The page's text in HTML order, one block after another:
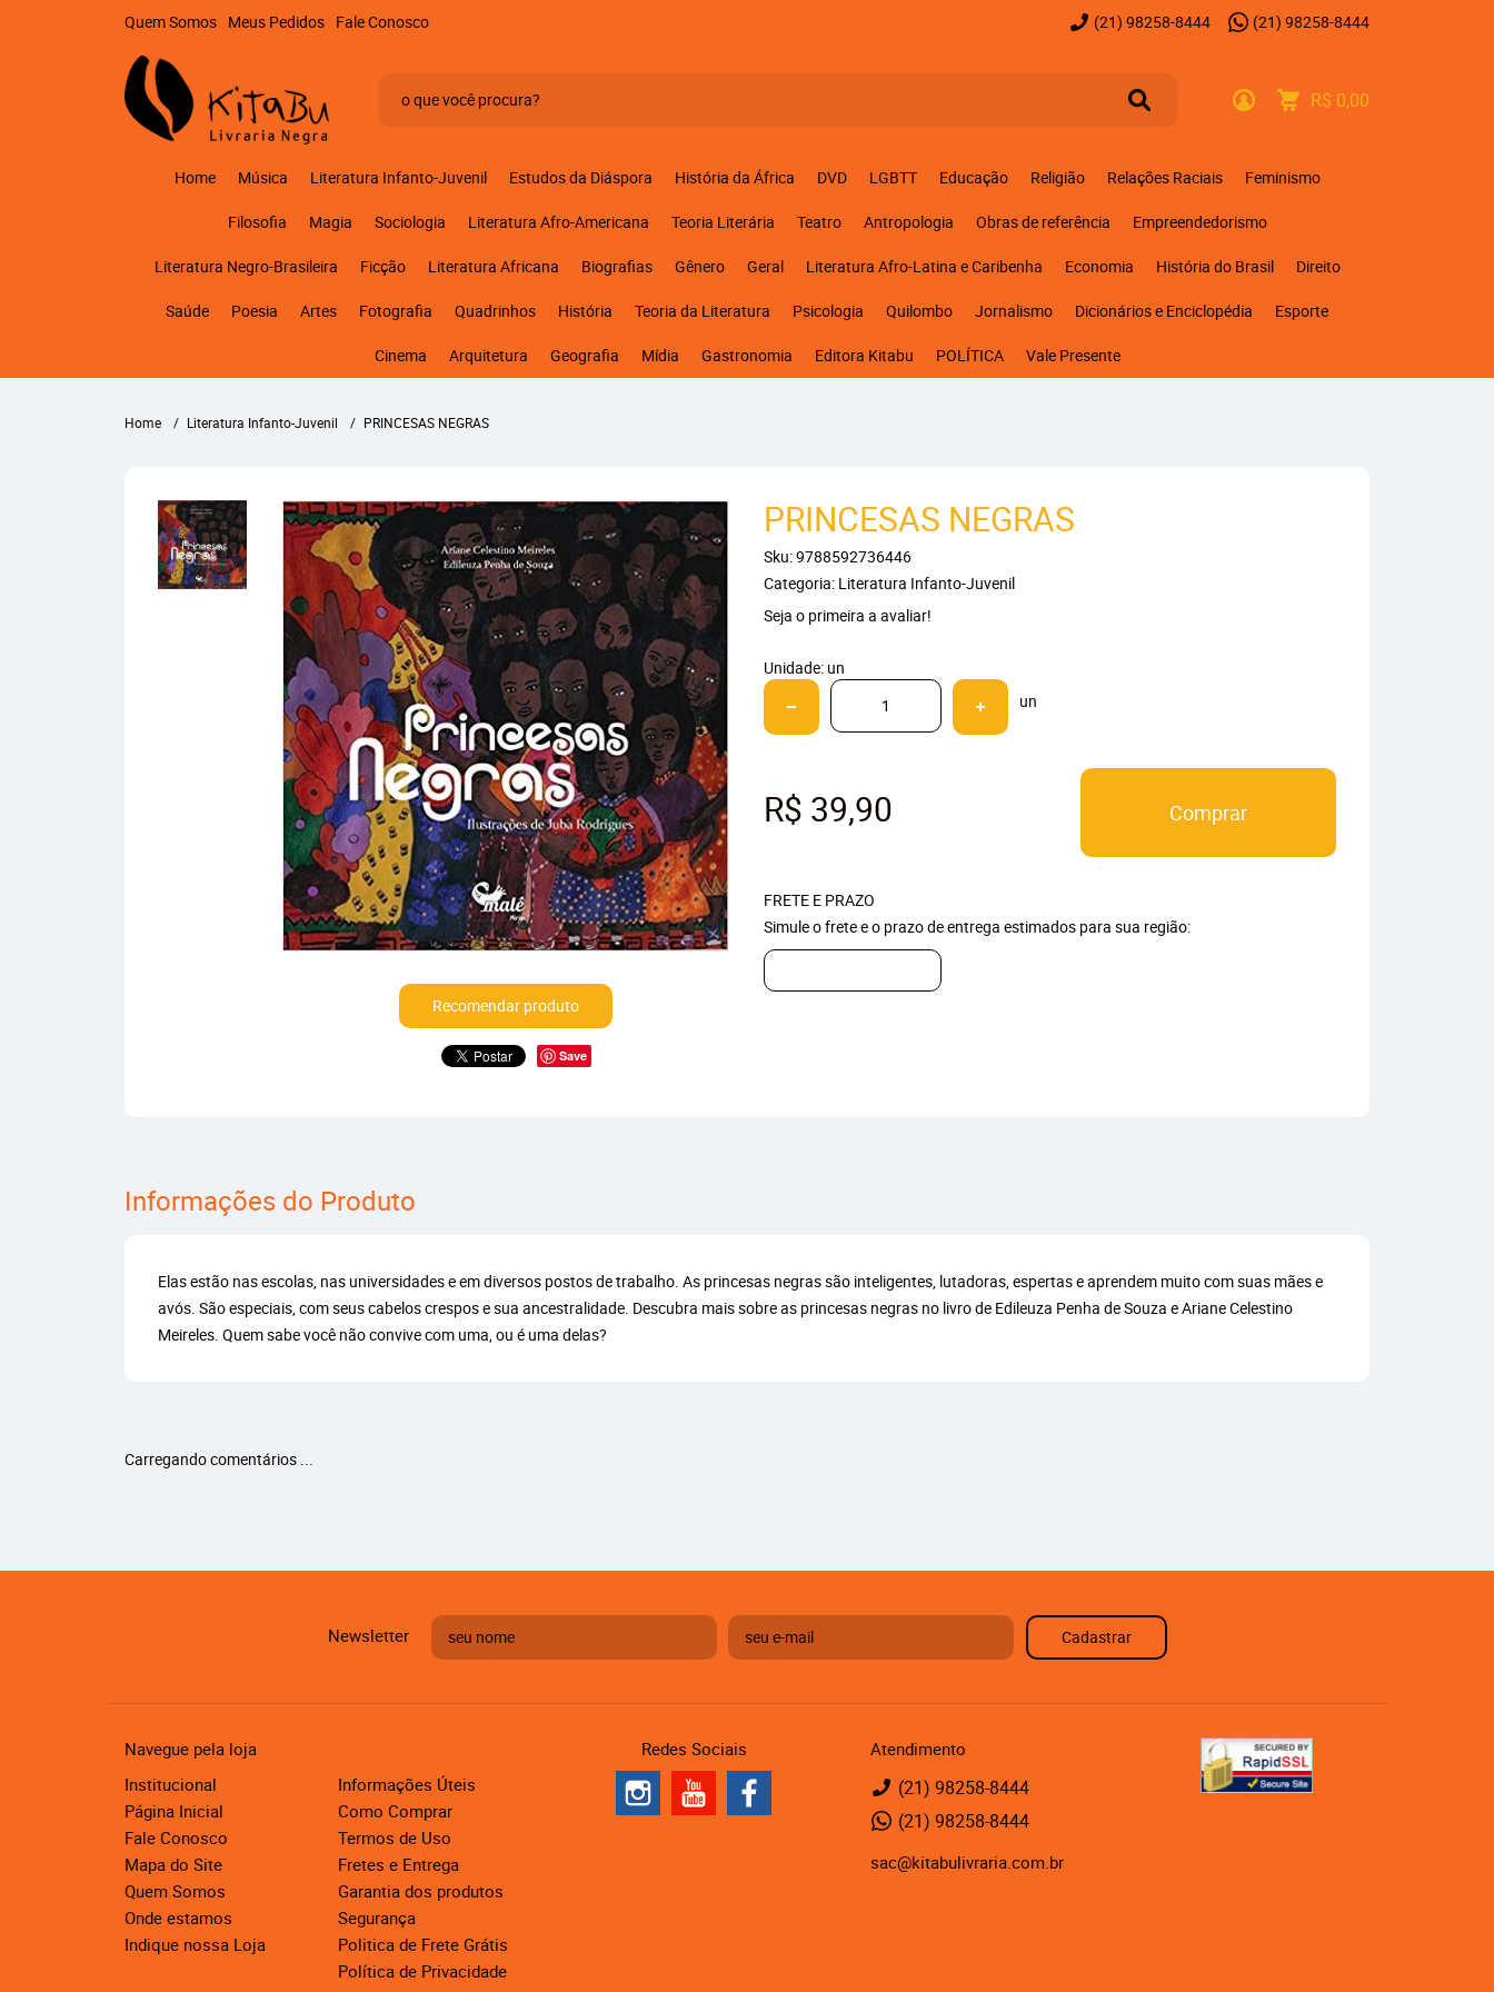
Quem Somos Meus Pedidos Fale Conosco (21) 98258-8444 (21) 98258-8444
R$ 0,00
Home Música Literatura Infanto-Juvenil Estudos da Diáspora História da África DVD LGBTT Educação Religião Relações Raciais Feminismo
Filosofia Magia Sociologia Literatura Afro-Americana Teoria Literária Teatro Antropologia Obras de referência Empreendedorismo
Literatura Negro-Brasileira Ficção Literatura Africana Biografias Gênero Geral Literatura Afro-Latina e Caribenha Economia História do Brasil Direito
Saúde Poesia Artes Fotografia Quadrinhos História Teoria da Literatura Psicologia Quilombo Jornalismo Dicionários e Enciclopédia Esporte
Cinema Arquitetura Geografia Mídia Gastronomia Editora Kitabu POLÍTICA Vale Presente
Home Literatura Infanto-Juvenil PRINCESAS NEGRAS
Recomendar produto
Save
PRINCESAS NEGRAS
Sku:9788592736446
Categoria: Literatura Infanto-Juvenil
Seja o primeira a avaliar!
Unidade: un
un
R$ 39,90 Comprar
FRETE E PRAZO
Simule o frete e o prazo de entrega estimados para sua região:
Informações do Produto
Elas estão nas escolas, nas universidades e em diversos postos de trabalho. As princesas negras são inteligentes, lutadoras, espertas e aprendem muito com suas mães e
avós. São especiais, com seus cabelos crespos e sua ancestralidade. Descubra mais sobre as princesas negras no livro de Edileuza Penha de Souza e Ariane Celestino
Meireles. Quem sabe você não convive com uma, ou é uma delas?
Carregando comentários ...
Newsletter Cadastrar
Navegue pela loja
Institucional
Página Inicial
Fale Conosco
Mapa do Site
Quem Somos
Onde estamos
Indique nossa Loja
Informações Úteis
Como Comprar
Termos de Uso
Fretes e Entrega
Garantia dos produtos
Segurança
Politica de Frete Grátis
Política de Privacidade
Redes Sociais Atendimento
(21) 98258-8444
(21) 98258-8444
sac@kitabulivraria.com.br